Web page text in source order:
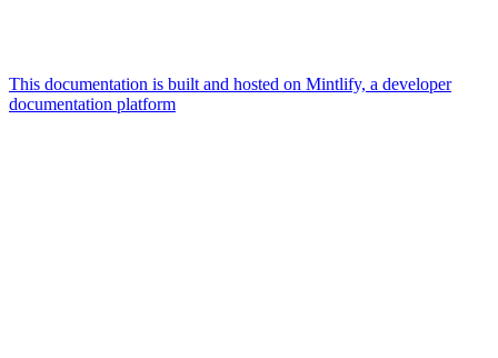
This documentation is built and hosted on Mintlify, a developer
documentation platform